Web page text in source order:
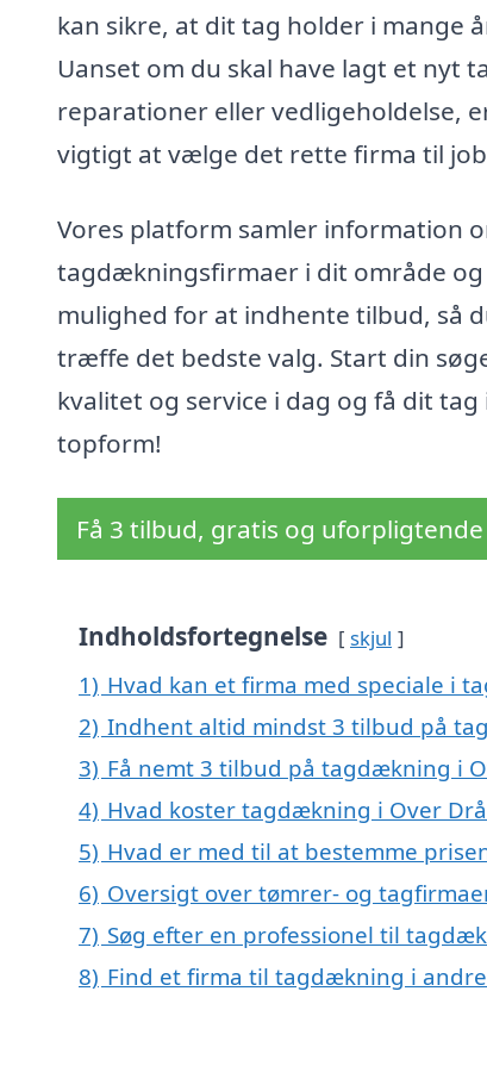
kan sikre, at dit tag holder i mange
Uanset om du skal have lagt et nyt
reparationer eller vedligeholdelse,
vigtigt at vælge det rette firma til
Vores platform samler information
tagdækningsfirmaer i dit område og
mulighed for at indhente tilbud, så
træffe det bedste valg. Start din
kvalitet og service i dag og få dit tag
topform!
Få 3 tilbud, gratis og uforpligtende
Indholdsfortegnelse skjul
1) Hvad kan et firma med speciale i
2) Indhent altid mindst 3 tilbud på
3) Få nemt 3 tilbud på tagdækning i
4) Hvad koster tagdækning i Over
5) Hvad er med til at bestemme
6) Oversigt over tømrer- og
7) Søg efter en professionel til
8) Find et firma til tagdækning i